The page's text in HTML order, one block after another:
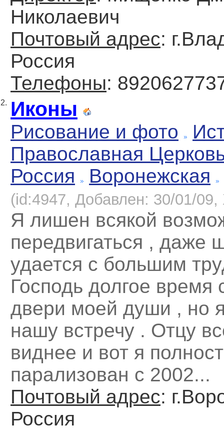
Николаевич
Почтовый адрес:
Россия
Телефоны:
2. Иконы
Рисование и фото
Православная
Россия
Воронежская
(id:4947, Добавлен: 30/01/09,
Я лишен всякой
передвигаться , даже
удается с большим
Господь долгое время
двери моей души , но
нашу встречу . Отцу
виднее и вот я
парализован с 2002...
Почтовый адрес:
Россия